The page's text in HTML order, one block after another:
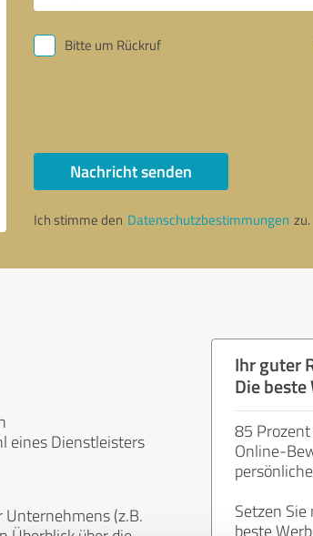
Bitte um Rückruf
Nachricht senden
Ich stimme den Datenschutzbestimmungen zu.
eines Dienstleisters
(z.B.
Ihr guter
Die
85
Online-
Setzen
beste